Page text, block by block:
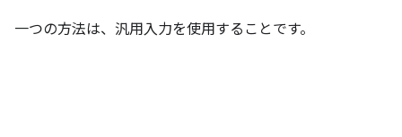
一つの方法は、汎用入力を使用することです。